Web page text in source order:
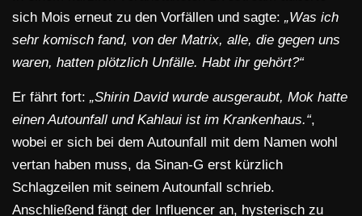
sich Mois erneut zu den Vorfällen und sagte: „Was ich
sehr komisch fand, von der Matrix, alle, die gegen uns
waren, hatten plötzlich Unfälle. Habt ihr gehört?“
Er fährt fort: „Shirin David wurde ausgeraubt, Mok hatte
einen Autounfall und Kahlaui ist im Krankenhaus.“,
wobei er sich bei dem Autounfall mit dem Namen wohl
vertan haben muss, da Sinan-G erst kürzlich
Schlagzeilen mit seinem Autounfall schrieb.
Anschließend fängt der Influencer an, hysterisch zu